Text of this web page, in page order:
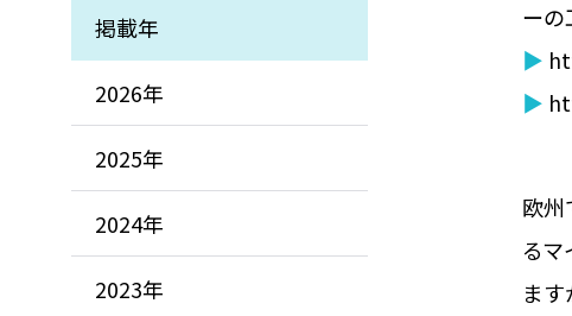
掲載年
2026年
2025年
2024年
2023年
ーの
▶
▶
欧州
る
ま